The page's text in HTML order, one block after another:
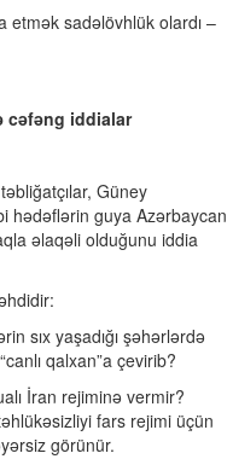
etmək sadəlövhlük olardı –
cəfəng iddialar
Güney
hədəflərin guya Azərbaycan
əlaqəli olduğunu iddia
sıx yaşadığı şəhərlərdə
qalxan”a çevirib?
İran rejiminə vermir?
fars rejimi üçün
görünür.